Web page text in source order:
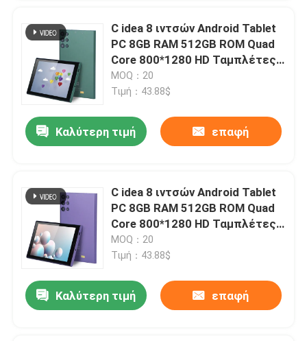
Βίντεο
Εμφάνιση VR
Σχετικά με εμάς
Ποιοτικός έλεγχος
επαφή
Νέα
C idea 8 ιντσών Android Tablet
PC 8GB RAM 512GB ROM Quad
Core 800*1280 HD Ταμπλέτες
με WIFI/SIM Card CM822
(πράσινο)
MOQ：20
Τιμή：43.88$
Καλύτερη τιμή επαφή
C idea 8 ιντσών Android Tablet
PC 8GB RAM 512GB ROM Quad
Core 800*1280 HD Ταμπλέτες
με WIFI/SIM Card CM822
(Πορφυρό)
MOQ：20
Τιμή：43.88$
Καλύτερη τιμή επαφή